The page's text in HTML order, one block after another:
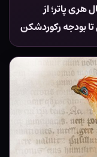
پاتر؛ از
بودجه رکوردشکن